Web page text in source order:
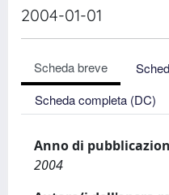
2004-01-01
Scheda breve
Scheda completa (DC)
Anno di
2004